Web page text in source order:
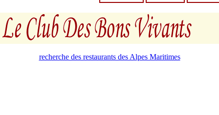
recherche des restaurants des Alpes Maritimes